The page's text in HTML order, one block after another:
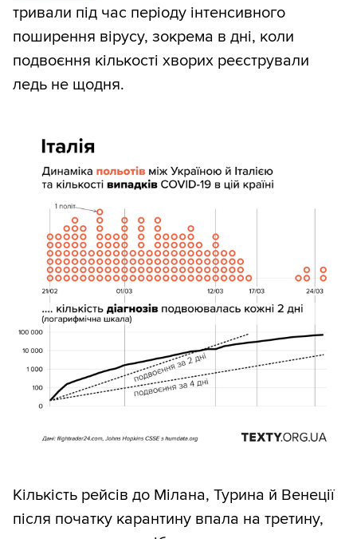
тривали під час періоду інтенсивного
поширення вірусу, зокрема в дні, коли
подвоєння кількості хворих реєстрували
ледь не щодня.
Кількість рейсів до Мілана, Турина й Венеції
після початку карантину впала на третину,